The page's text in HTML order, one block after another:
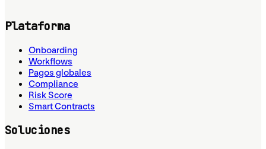
Plataforma
Onboarding
Workflows
Pagos globales
Compliance
Risk Score
Smart Contracts
Soluciones